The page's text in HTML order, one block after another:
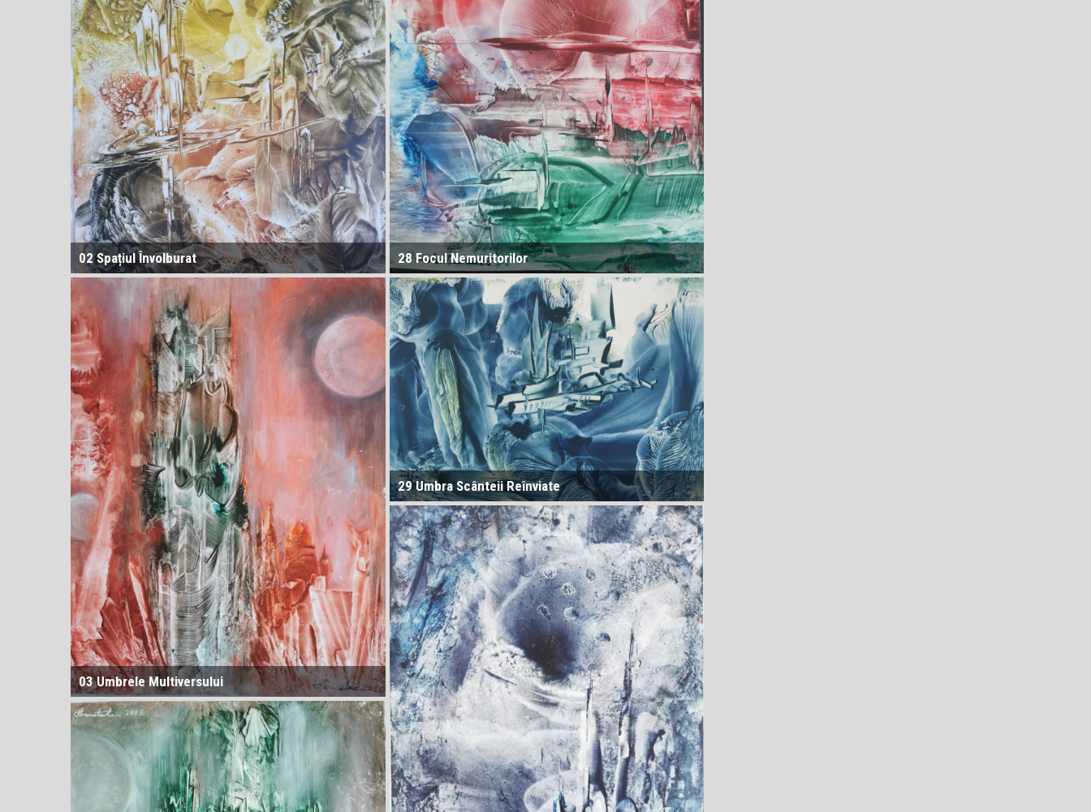
02 Spațiul Învolburat
5D = Gravitație (în relativitatea generală, efectele
gravitației sunt atribuite curburii spațiu-timp în locul
forței) → reprezentarea Dimensiunii în care existăm
03 Umbrele Multiversului
6D = Dimensiunea energiei. Analog cu modul în care
gravitația modelează țesătura spațiu-timp, energia ar
putea fi o dimensiune distinctă, nu doar o mărime
scalară. Ea ar reprezenta potențialul de transformare al
realității: cât de mult „poate deveni” ceva. În 5D,
gravitația curbează spațiul și timpul; în 6D, energia ar
28 Focul Nemuritorilor
31D = Dimensiunea legislației cosmice. Un set fluid de
principii-formă care guvernează interacțiunile între
dimensiuni. Asemănător cu o „Constituție” a Universului.
29 Umbra Scânteii Reînviate
32D = Dimensiunea echivalenței valorice. Aici toate
calitățile (energie, informație, conștiință etc.) pot fi
convertite direct între ele. Conversia se realizează pe
baza unor „rate” (se referă la frecvență sau
probabilitate) ontologice.